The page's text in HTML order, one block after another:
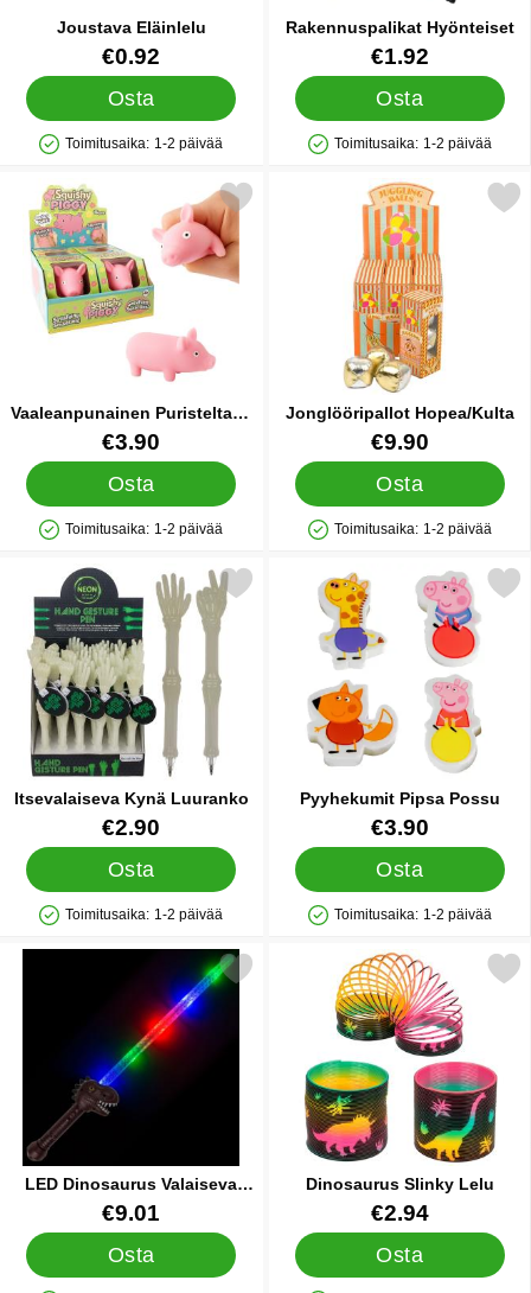
Joustava Eläinlelu
Tuote.nro 87010
€0.92
Osta
Saatavuus: Varastossa
Toimitusaika: 1-2 päivää
Rakennuspalikat Hyönteiset
Tuote.nro 86987
€1.92
Osta
Saatavuus: Varastossa
Toimitusaika: 1-2 päivää
Vaaleanpunainen Puristeltava
Possu
Tuote.nro 87361
€3.90
Osta
Saatavuus: Varastossa
Toimitusaika: 1-2 päivää
vaaleanpunainen Puristeltava Possu suosikiksi
Jonglööripallot Hopea/Kulta
Tuote.nro 44500
€9.90
Osta
Saatavuus: Varastossa
Toimitusaika: 1-2 päivää
Merkitse jonglööripallot
Itsevalaiseva Kynä Luuranko
Tuote.nro 42600
€2.90
Osta
Saatavuus: Varastossa
Toimitusaika: 1-2 päivää
Merkitse itsevalaiseva Kynä Luuranko suosikiksi
Pyyhekumit Pipsa Possu
Tuote.nro 38255
€3.90
Osta
Saatavuus: Varastossa
Toimitusaika: 1-2 päivää
Merkitse pyyhekumit
LED Dinosaurus Valaiseva
Miekka
Tuote.nro 44671
€9.01
Osta
Merkitse lED Dinosaurus Valaiseva Miekka suosikiksi
Dinosaurus Slinky Lelu
Tuote.nro 44667
€2.94
Osta
Merkitse dinosaurus